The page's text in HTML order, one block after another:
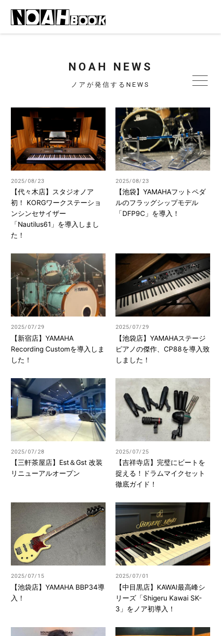
NOAH NEWS
ノアが発信するNEWS
2025/08/23
【代々木店】スタジオノア
初！ KORGワークステーショ
ンシンセサイザー
「Nautilus61」を導入しまし
た！
2025/08/23
【池袋】YAMAHAフットペダ
ルのフラッグシップモデル
「DFP9C」を導入！
2025/07/29
【新宿店】YAMAHA
Recording Customを導入しま
した！
2025/07/29
【池袋店】YAMAHAステージ
ピアノの傑作、CP88を導入致
しました！
2025/07/28
【三軒茶屋店】Est＆Gst 改装
リニューアルオープン
2025/07/25
【吉祥寺店】完璧にビートを
捉える！ドラムマイクセット
徹底ガイド！
2025/07/15
【池袋店】YAMAHA BBP34導
入！
2025/07/01
【中目黒店】KAWAI最高峰シ
リーズ「Shigeru Kawai SK-
3」をノア初導入！